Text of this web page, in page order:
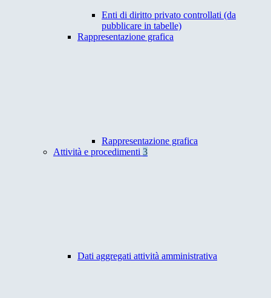
Enti di diritto privato controllati (da
pubblicare in tabelle)
Rappresentazione grafica
Rappresentazione grafica
Attività e procedimenti 3
Dati aggregati attività amministrativa